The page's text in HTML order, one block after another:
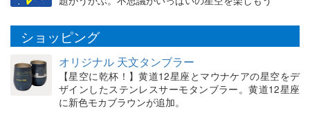
ショッピング
オリジナル 天文タンブラー
【星空に乾杯！】黄道12星座とマウナケアの星空をデ
ザインしたステンレスサーモタンブラー。黄道12星座
に新色モカブラウンが追加。